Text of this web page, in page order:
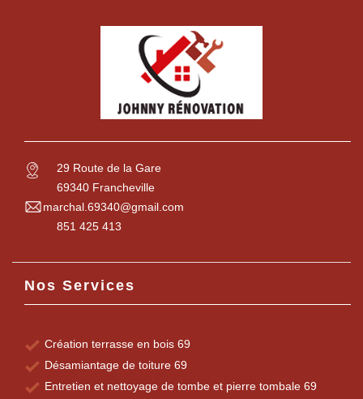
29 Route de la Gare
69340 Francheville
marchal.69340@gmail.com
851 425 413
Nos Services
Création terrasse en bois 69
Désamiantage de toiture 69
Entretien et nettoyage de tombe et pierre tombale 69